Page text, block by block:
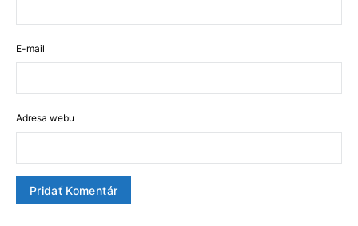
E-mail
Adresa webu